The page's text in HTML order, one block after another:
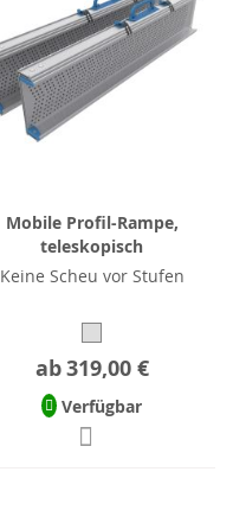
Mobile Profil-Rampe,
teleskopisch
Keine Scheu vor Stufen
ab319,00 €
Verfügbar